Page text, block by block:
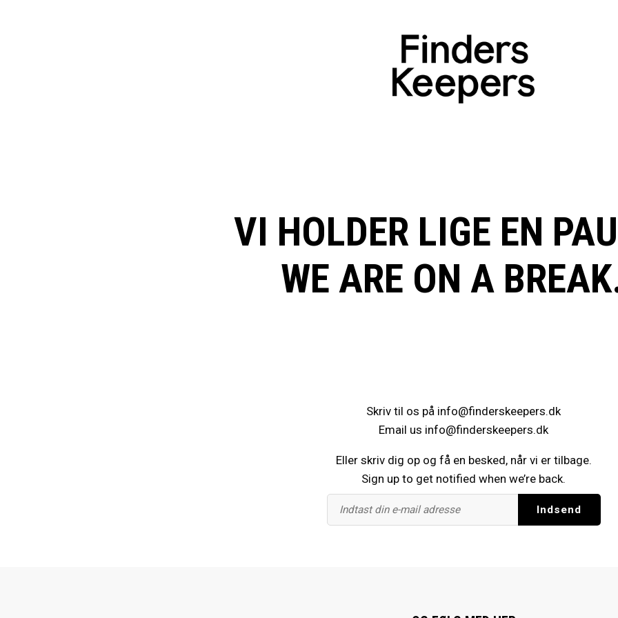
VI HOLDER LIGE EN
WE ARE ON A
Skriv til os på info@finderskeepers.dk
Email us info@finderskeepers.dk
Eller skriv dig op og få en besked, når vi er tilbage.
Sign up to get notified when we’re back.